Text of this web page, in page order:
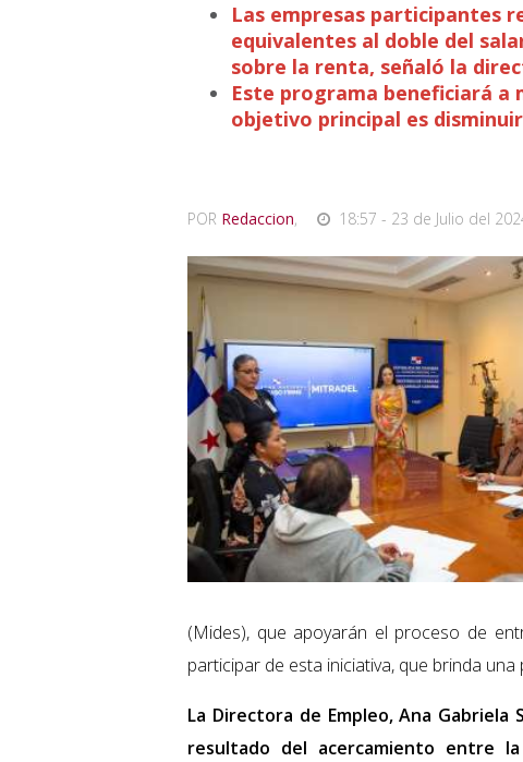
Las empresas participantes
equivalentes al doble del
sobre la renta, señaló la
Este programa beneficiará a
objetivo principal es
POR Redaccion, 18:57 - 23 de Julio del
(Mides), que apoyarán el proceso de
participar de esta iniciativa, que brinda
La Directora de Empleo, Ana
resultado del acercamiento entre